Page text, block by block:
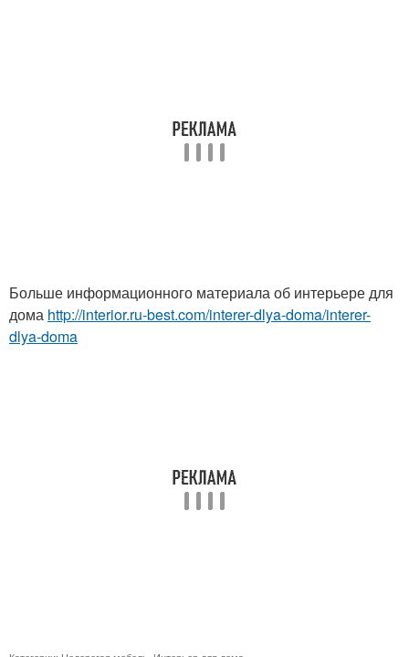
Больше информационного материала об интерьере для
дома http://interior.ru-best.com/interer-dlya-doma/interer-
dlya-doma